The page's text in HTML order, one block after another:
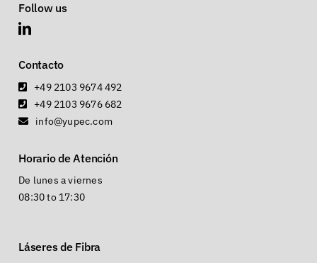
Follow us
Contacto
+49 2103 9674 492
+49 2103 9676 682
info@yupec.com
Horario de Atención
De lunes a viernes
08:30 to 17:30
Láseres de Fibra